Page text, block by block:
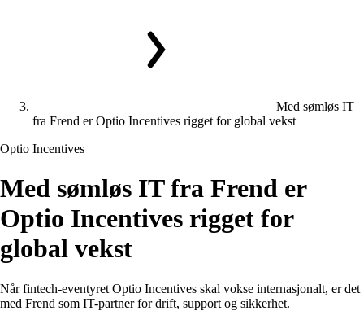
Med sømløs IT
fra Frend er Optio Incentives rigget for global vekst
Optio Incentives
Med sømløs ITfra Frend er
Optio Incentives rigget for
global vekst
Når fintech-eventyret Optio Incentives skal vokse internasjonalt, er det
med Frend som IT-partner for drift, support og sikkerhet.